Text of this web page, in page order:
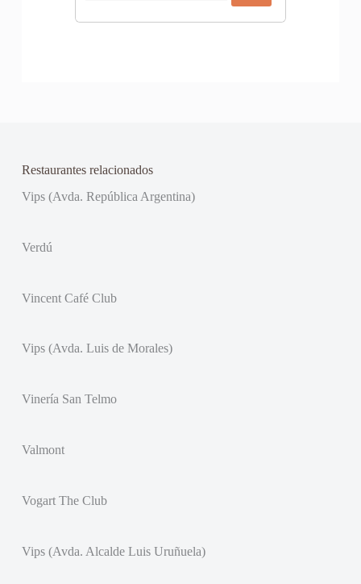
Restaurantes relacionados
Vips (Avda. República Argentina)
Verdú
Vincent Café Club
Vips (Avda. Luis de Morales)
Vinería San Telmo
Valmont
Vogart The Club
Vips (Avda. Alcalde Luis Uruñuela)